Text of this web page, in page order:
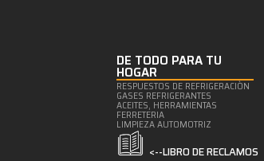
DE TODO PARA TU
HOGAR
RESPUESTOS DE REFRIGERACIÒN
GASES REFRIGERANTES
ACEITES, HERRAMIENTAS
FERRETERIA
LIMPIEZA AUTOMOTRIZ
<--LIBRO DE RECLAMOS